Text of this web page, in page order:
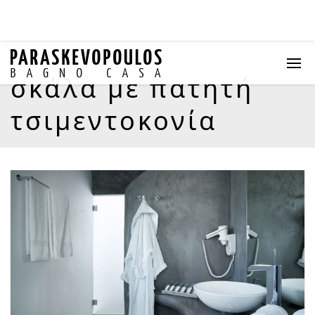
σκάλα με πατητή
τσιμεντοκονία